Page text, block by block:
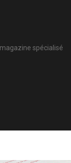
spécialisé